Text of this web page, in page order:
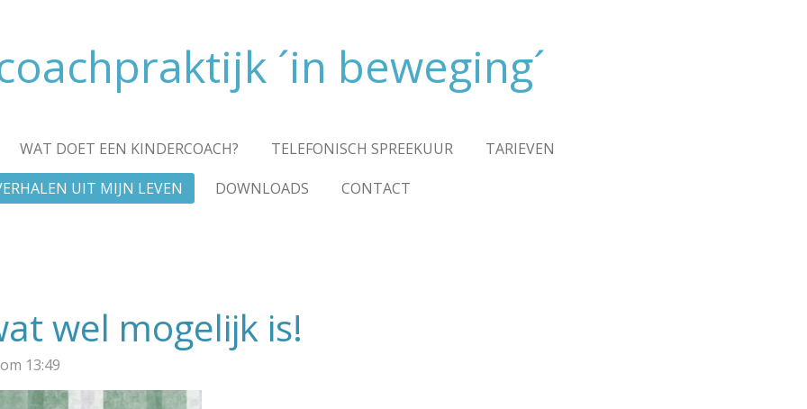
´in beweging´
WAT DOET EEN KINDERCOACH? TELEFONISCH SPREEKUUR
TARIEVEN
UIT MIJN LEVEN
DOWNLOADS CONTACT
wel mogelijk is!
13:49